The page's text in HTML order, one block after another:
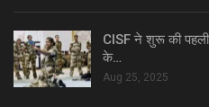
CISF ने शुरू की
के…
Aug 25, 2025